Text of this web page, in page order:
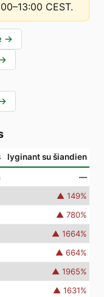
CEST.
→
lyginant su šiandien
—
▲ 149%
▲ 780%
▲ 1664%
▲ 664%
▲ 1965%
▲ 1631%